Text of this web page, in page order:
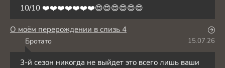
10/10 ❤️❤️❤️❤️❤️❤️❤️😍😍😍😍😍😍
О моём перерождении в слизь 4
Бротато 15.07.26
3-й сезон никогда не выйдет это всего лишь ваши